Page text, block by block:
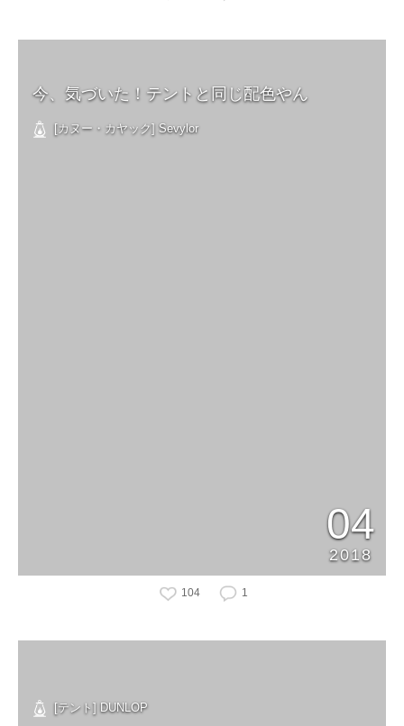
今、気づいた！テントと同じ配色やん
[カヌー・カヤック] Sevylor
04
2018
104 1
[テント] DUNLOP